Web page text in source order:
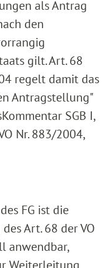
als Antrag
den
gilt. Art. 68
regelt damit das
Antragstellung"
SGB I,
Nr. 883/2004,
FG ist die
Art. 68 der VO
anwendbar,